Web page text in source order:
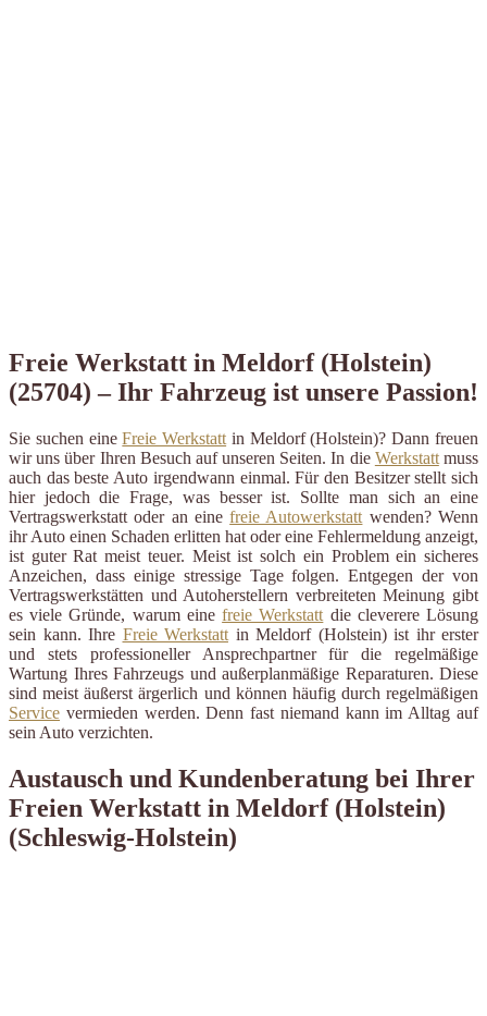
Freie Werkstatt in Meldorf (Holstein)
(25704) – Ihr Fahrzeug ist unsere Passion!
Sie suchen eineFreie Werkstatt in Meldorf (Holstein)? Dann freuen
wir uns über Ihren Besuch auf unseren Seiten. In die Werkstattmuss
auch das beste Auto irgendwann einmal. Für den Besitzer stellt sich
hier jedoch die Frage, was besser ist. Sollte man sich an eine
Vertragswerkstatt oder an einefreie Autowerkstatt wenden? Wenn
ihr Auto einen Schaden erlitten hat oder eine Fehlermeldung anzeigt,
ist guter Rat meist teuer. Meist ist solch ein Problem ein sicheres
Anzeichen, dass einige stressige Tage folgen. Entgegen der von
Vertragswerkstätten und Autoherstellern verbreiteten Meinung gibt
es viele Gründe, warum einefreie Werkstatt die cleverere Lösung
sein kann. Ihre Freie Werkstatt in Meldorf (Holstein) ist ihr erster
und stets professioneller Ansprechpartner für die regelmäßige
Wartung Ihres Fahrzeugs und außerplanmäßige Reparaturen. Diese
sind meist äußerst ärgerlich und können häufig durch regelmäßigen
Service vermieden werden. Denn fast niemand kann im Alltag auf
sein Auto verzichten.
Austausch und Kundenberatung bei Ihrer
Freien Werkstatt in Meldorf (Holstein)
(Schleswig-Holstein)